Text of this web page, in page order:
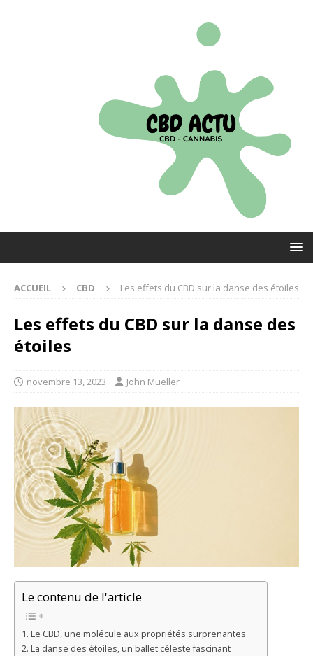
ACCUEIL CBD Les effets du CBD sur la danse des étoiles
Les effets du CBD sur la danse des
étoiles
novembre 13, 2023 John Mueller
Le contenu de l'article
Le CBD, une molécule aux propriétés surprenantes
La danse des étoiles, un ballet céleste fascinant